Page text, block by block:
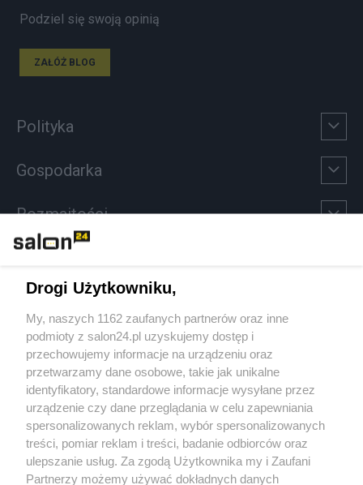
Podziel się swoją opinią
ZAŁÓŻ BLOG
Polityka
Gospodarka
Rozmaitości
Sport
Społeczeństwo
Kultura
X Facebook Instagram Youtube
Drogi Użytkowniku,
My, naszych 1162 zaufanych partnerów oraz inne
podmioty z salon24.pl uzyskujemy dostęp i
przechowujemy informacje na urządzeniu oraz
przetwarzamy dane osobowe, takie jak unikalne
identyfikatory, standardowe informacje wysyłane przez
urządzenie czy dane przeglądania w celu zapewniania
spersonalizowanych reklam, wybór spersonalizowanych
treści, pomiar reklam i treści, badanie odbiorców oraz
ulepszanie usług. Za zgodą Użytkownika my i Zaufani
Partnerzy możemy używać dokładnych danych